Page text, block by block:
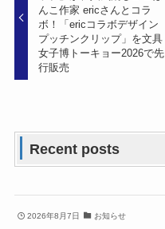
んこ作家 ericさんとコラ
ボ！「ericコラボデザイン
プッチンクリップ」を文具
女子博トーキョー2026で先
行販売
Recent posts
2026年8月7日 お知らせ